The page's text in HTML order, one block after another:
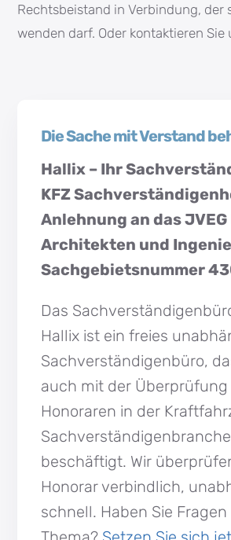
Rechtsbeistand in Verbindung, der
wenden darf. Oder kontaktieren Sie
Die Sache mit Verstand
Hallix – Ihr
KFZ
Anlehnung an das
Architekten und
Sachgebietsnummer
Das
Hallix ist ein freies
Sachverständigenbüro,
auch mit der Überprüfung
Honoraren in der
Sachverständigenbranche
beschäftigt. Wir
Honorar verbindlich,
schnell. Haben Sie